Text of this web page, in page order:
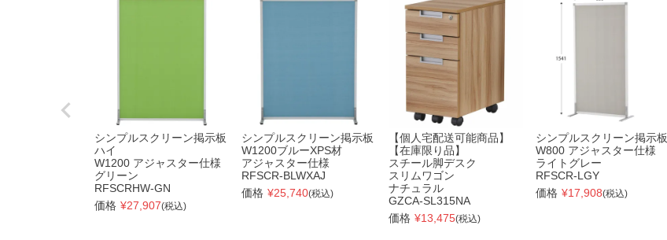
シンプルスクリーン掲示板
ハイ
W1200 アジャスター仕様
グリーン
RFSCRHW-GN
価格 ¥27,907(税込)
シンプルスクリーン掲示板
W1200ブルーXPS材
アジャスター仕様
RFSCR-BLWXAJ
価格 ¥25,740(税込)
【個人宅配送可能商品】
【在庫限り品】
スチール脚デスク
スリムワゴン
ナチュラル
GZCA-SL315NA
価格 ¥13,475(税込)
シンプルスクリーン掲示板
W800 アジャスター仕様
ライトグレー
RFSCR-LGY
価格 ¥17,908(税込)